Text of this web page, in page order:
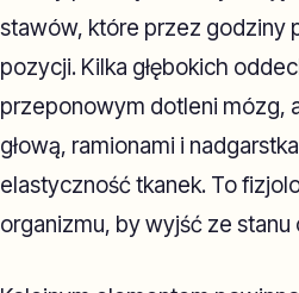
stawów, które przez godziny
pozycji. Kilka głębokich
przeponowym dotleni mózg,
głową, ramionami i
elastyczność tkanek. To
organizmu, by wyjść ze stanu